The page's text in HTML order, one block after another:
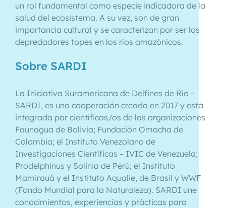
un rol fundamental como especie indicadora de la
salud del ecosistema. A su vez, son de gran
importancia cultural y se caracterizan por ser los
depredadores topes en los ríos amazónicos.
Sobre SARDI
La Iniciativa Suramericana de Delfines de Río –
SARDI, es una cooperación creada en 2017 y está
integrada por científicas/os de las organizaciones
Faunagua de Bolivia; Fundación Omacha de
Colombia; el Instituto Venezolano de
Investigaciones Científicas – IVIC de Venezuela;
Prodelphinus y Solinia de Perú; el Instituto
Mamirauá y el Instituto Aqualie, de Brasil y WWF
(Fondo Mundial para la Naturaleza). SARDI une
conocimientos, experiencias y prácticas para